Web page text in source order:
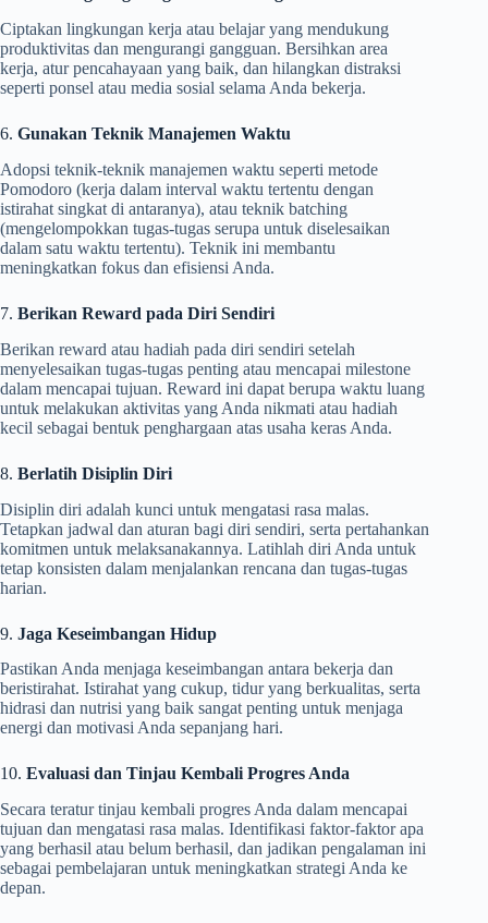
Ciptakan lingkungan kerja atau belajar yang mendukung
produktivitas dan mengurangi gangguan. Bersihkan area
kerja, atur pencahayaan yang baik, dan hilangkan distraksi
seperti ponsel atau media sosial selama Anda bekerja.
6. Gunakan Teknik Manajemen Waktu
Adopsi teknik-teknik manajemen waktu seperti metode
Pomodoro (kerja dalam interval waktu tertentu dengan
istirahat singkat di antaranya), atau teknik batching
(mengelompokkan tugas-tugas serupa untuk diselesaikan
dalam satu waktu tertentu). Teknik ini membantu
meningkatkan fokus dan efisiensi Anda.
7. Berikan Reward pada Diri Sendiri
Berikan reward atau hadiah pada diri sendiri setelah
menyelesaikan tugas-tugas penting atau mencapai milestone
dalam mencapai tujuan. Reward ini dapat berupa waktu luang
untuk melakukan aktivitas yang Anda nikmati atau hadiah
kecil sebagai bentuk penghargaan atas usaha keras Anda.
8. Berlatih Disiplin Diri
Disiplin diri adalah kunci untuk mengatasi rasa malas.
Tetapkan jadwal dan aturan bagi diri sendiri, serta pertahankan
komitmen untuk melaksanakannya. Latihlah diri Anda untuk
tetap konsisten dalam menjalankan rencana dan tugas-tugas
harian.
9. Jaga Keseimbangan Hidup
Pastikan Anda menjaga keseimbangan antara bekerja dan
beristirahat. Istirahat yang cukup, tidur yang berkualitas, serta
hidrasi dan nutrisi yang baik sangat penting untuk menjaga
energi dan motivasi Anda sepanjang hari.
10. Evaluasi dan Tinjau Kembali Progres Anda
Secara teratur tinjau kembali progres Anda dalam mencapai
tujuan dan mengatasi rasa malas. Identifikasi faktor-faktor apa
yang berhasil atau belum berhasil, dan jadikan pengalaman ini
sebagai pembelajaran untuk meningkatkan strategi Anda ke
depan.